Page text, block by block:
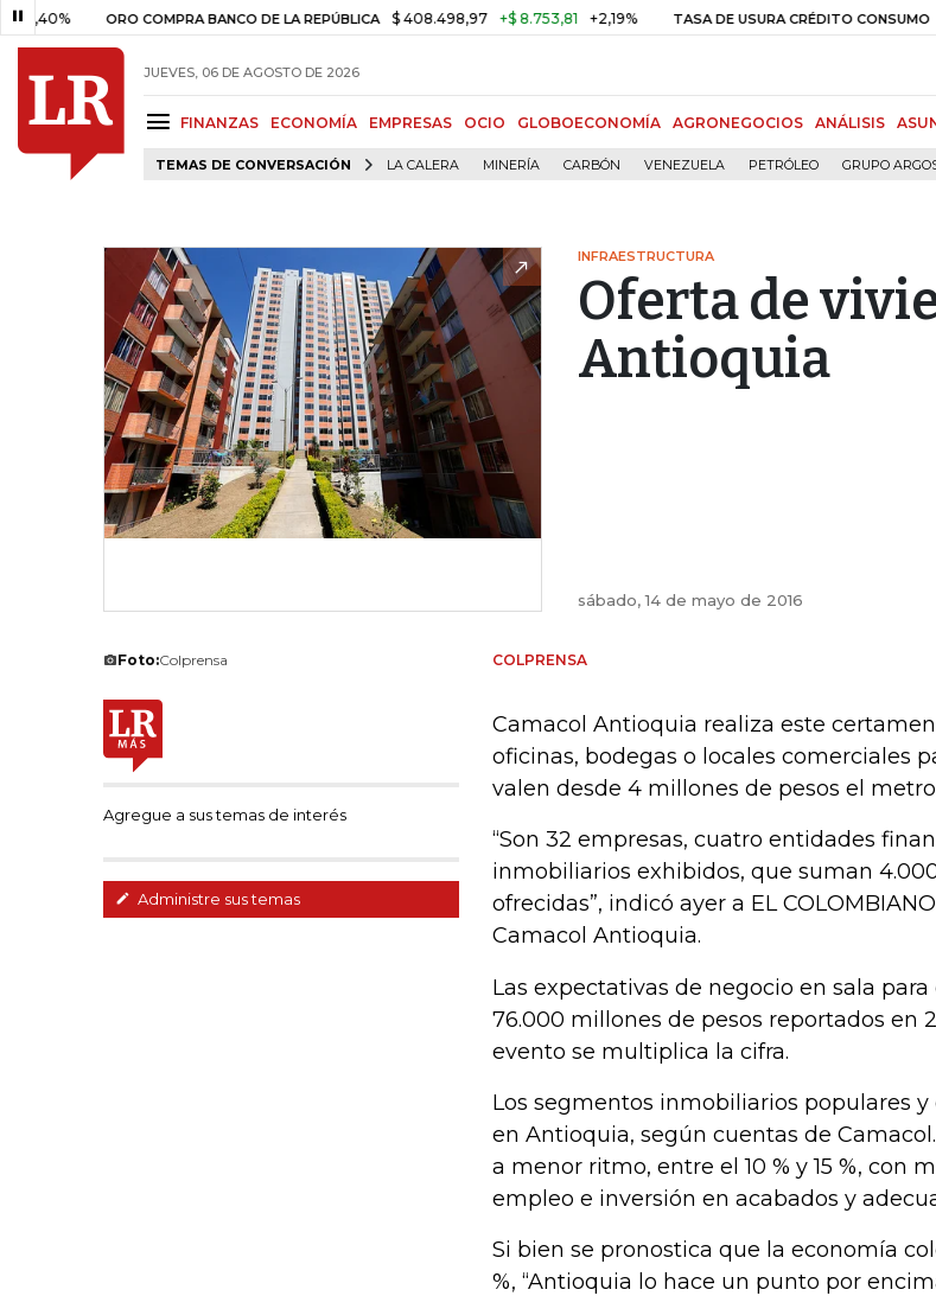
ORO COMPRA BANCO DE LA REPÚBLICA $ 408.498,97 +$ 8.753,81 +2,19% TASA DE USURA CRÉDITO CONSUMO 29,66%
JUEVES, 06 DE AGOSTO DE 2026
FINANZAS ECONOMÍA EMPRESAS OCIO GLOBOECONOMÍA AGRONEGOCIOS ANÁLISIS
TEMAS DE CONVERSACIÓN LA CALERA MINERÍA CARBÓN VENEZUELA PETRÓLEO GRUPO
INFRAESTRUCTURA
Oferta de
Antioquia
sábado, 14 de mayo de 2016
Foto:Colprensa
Agregue a sus temas de interés
Administre sus temas
COLPRENSA
Camacol Antioquia realiza este
oficinas, bodegas o locales comerciales
valen desde 4 millones de pesos el
“Son 32 empresas, cuatro entidades
inmobiliarios exhibidos, que suman
ofrecidas”, indicó ayer a EL
Camacol Antioquia.
Las expectativas de negocio en sala
76.000 millones de pesos reportados en
evento se multiplica la cifra.
Los segmentos inmobiliarios populares
en Antioquia, según cuentas de
a menor ritmo, entre el 10 % y 15 %, con
empleo e inversión en acabados y
Si bien se pronostica que la economía
%, “Antioquia lo hace un punto por